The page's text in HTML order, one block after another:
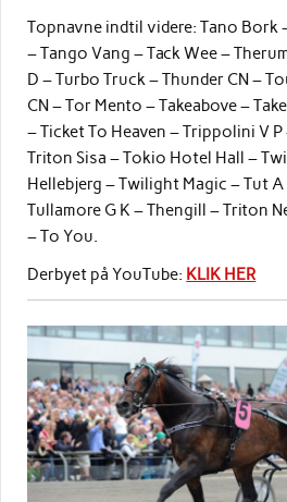
Topnavne indtil videre: Tano Bork
– Tango Vang – Tack Wee –
D – Turbo Truck – Thunder CN –
CN – Tor Mento – Takeabove –
– Ticket To Heaven – Trippolini V P
Triton Sisa – Tokio Hotel Hall –
Hellebjerg – Twilight Magic – Tut A
Tullamore G K – Thengill – Triton
– To You.
Derbyet på YouTube: KLIK HER